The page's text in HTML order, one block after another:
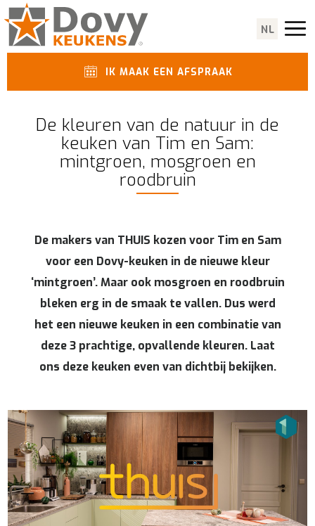
NL
IK MAAK EEN AFSPRAAK
De kleuren van de natuur in de
keuken van Tim en Sam:
mintgroen, mosgroen en
roodbruin
De makers van THUIS kozen voor Tim en Sam
voor een Dovy-keuken in de nieuwe kleur
‘mintgroen’. Maar ook mosgroen en roodbruin
bleken erg in de smaak te vallen. Dus werd
het een nieuwe keuken in een combinatie van
deze 3 prachtige, opvallende kleuren. Laat
ons deze keuken even van dichtbij bekijken.